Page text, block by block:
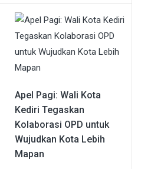
Apel Pagi: Wali Kota
Kediri Tegaskan
Kolaborasi OPD untuk
Wujudkan Kota Lebih
Mapan